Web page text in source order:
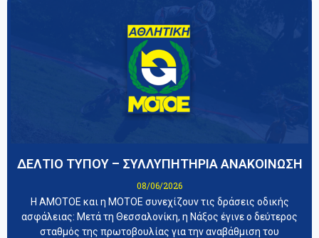
ΔΕΛΤΙΟ ΤΥΠΟΥ – ΣΥΛΛΥΠΗΤΗΡΙΑ ΑΝΑΚΟΙΝΩΣΗ
08/06/2026
Η ΑΜΟΤΟΕ και η ΜΟΤΟΕ συνεχίζουν τις δράσεις οδικής
ασφάλειας: Μετά τη Θεσσαλονίκη, η Νάξος έγινε ο δεύτερος
σταθμός της πρωτοβουλίας για την αναβάθμιση του